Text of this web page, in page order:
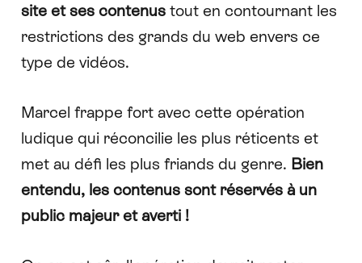
site et ses contenustout en contournant les
restrictions des grands du web envers ce
type de vidéos.
Marcel frappe fort avec cette opération
ludique qui réconcilie les plus réticents et
met au défi les plus friands du genre. Bien
entendu, les contenus sont réservés à un
public majeur et averti !